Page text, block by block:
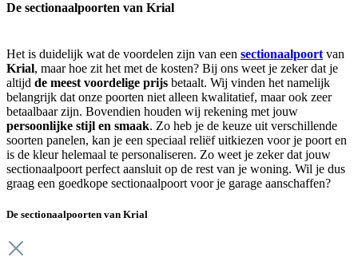
De sectionaalpoorten van Krial
Het is duidelijk wat de voordelen zijn van een sectionaalpoort van
Krial, maar hoe zit het met de kosten? Bij ons weet je zeker dat je
altijd de meest voordelige prijs betaalt. Wij vinden het namelijk
belangrijk dat onze poorten niet alleen kwalitatief, maar ook zeer
betaalbaar zijn. Bovendien houden wij rekening met jouw
persoonlijke stijl en smaak. Zo heb je de keuze uit verschillende
soorten panelen, kan je een speciaal reliëf uitkiezen voor je poort en
is de kleur helemaal te personaliseren. Zo weet je zeker dat jouw
sectionaalpoort perfect aansluit op de rest van je woning. Wil je dus
graag een goedkope sectionaalpoort voor je garage aanschaffen?
De sectionaalpoorten van Krial